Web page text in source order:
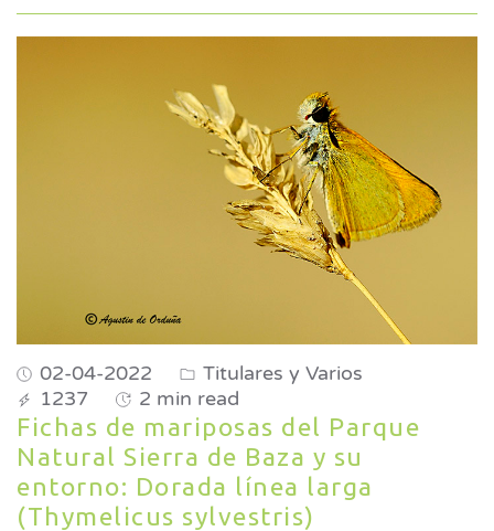
02-04-2022
Titulares y Varios
1237
2 min read
Fichas de mariposas del Parque
Natural Sierra de Baza y su
entorno: Dorada línea larga
(Thymelicus sylvestris)